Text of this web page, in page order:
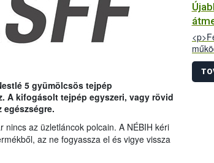
5 gyümölcsös tejpép
A kifogásolt tejpép egyszeri, vagy rövid
az üzletláncok polcain. A NÉBIH kéri
az ne fogyassza el és vigye vissza
Az